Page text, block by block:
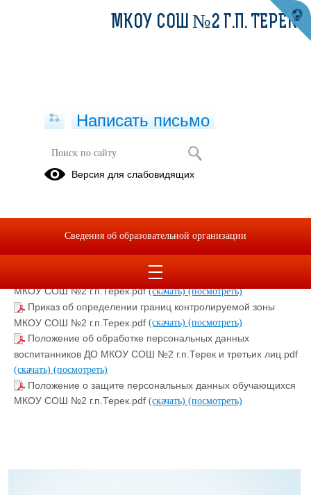
Персональные данные
обучающихся МКОУ СОШ №2 и третьих лиц.pdf
Положение о защите персональных данных работников
МКОУ СОШ №2 г.п.Терек.pdf(скачать)(посмотреть)
Приказ об определении границ контролируемой зоны
МКОУ СОШ №2 г.п.Терек.pdf (скачать) (посмотреть)
Положение об обработке персональных данных
воспитанников ДО МКОУ СОШ №2 г.п.Терек и третьих лиц.pdf
(скачать) (посмотреть)
Положение о защите персональных данных обучающихся
МКОУ СОШ №2 г.п.Терек.pdf (скачать) (посмотреть)
МКОУ СОШ №2 Г.П. ТЕРЕК
Написать письмо
Версия для слабовидящих
Сведения об образовательной организации